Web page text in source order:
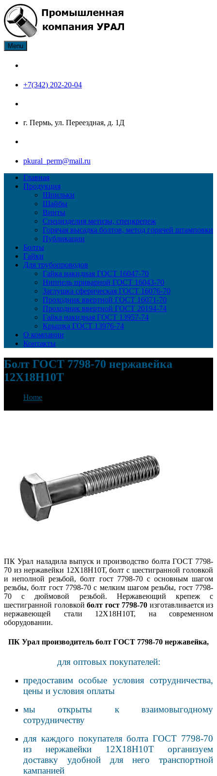
Skip
to
content
Промышленная компания
Урал
ПК Урал производитель нержавеющего крепежа: болт, гайка,
Menu
+7(342) 202-20-04
г. Пермь, ул. Переездная, д. 1Д
pkural_perm@mail.ru
Главная
Продукция
Шпильки
Шайбы
Винты
Специзделия метизы, cпецкрепеж
Горячая высадка болтов, метод горячей штамповки
Публикации
Болты
Гайки
Для трубопроводов
Гайка накидная ГОСТ 16047-70
Ниппель приварной ГОСТ 16043-70
Заглушка сферическая ГОСТ 16076-70
Проходник ввертной ГОСТ 16071-70
Проходник ввертной ГОСТ 20194-74
Гайка накидная ГОСТ 13957-74
Крышка ГОСТ 13976-74
О компании
Контакты
Болт ГОСТ 7798-70 нержавейка
12Х18Н10Т
Home
ПК Урал наладила выпуск и производство болта ГОСТ 7798-
70 из нержавейки 12Х18Н10Т, болт с шестигранной головкой
и неполной резьбой, болт гост 7798-70 с основным шагом
резьбы, болт гост 7798-70 с мелким шагом резьбы, гост 7798-
70 с дюймовой резьбой. Нержавеющий крепеж с
шестигранной головкой болт гост 7798-70 изготавливается из
нержавеющей стали 12Х18Н10Т, на современном
оборудовании.
ПК Урал производитель болт ГОСТ 7798-70 нержавейка,
для оптовых покупателей:
предоставим особые условия сотрудничества,
цены и условия оплаты
мы открыты к взаимовыгодному
сотрудничеству
для каждого покупателя болта ГОСТ 7798-70
из нержавейки 12Х18Н10Т организуем
доставку удобной для него транспортной
кампанией